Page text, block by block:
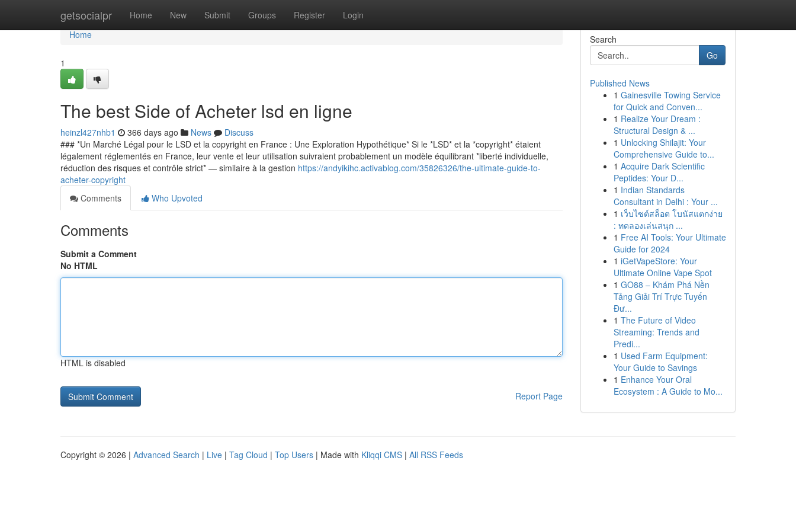
getsocialpr Home New Submit Groups Register Login
Home
Home
1
The best Side of Acheter lsd en ligne
heinzl427nhb1 366 days ago News
Discuss
### *Un Marché Légal pour le LSD et la copyright en France : Une Exploration Hypothétique* Si le *LSD* et la *copyright* étaient
légalement réglementés en France, leur vente et leur utilisation suivraient probablement un modèle équilibrant *liberté individuelle,
réduction des risques et contrôle strict* — similaire à la gestion https://andyikihc.activablog.com/35826326/the-ultimate-guide-to-
acheter-copyright
Comments
Who Upvoted
Comments
Submit a Comment
No HTML
HTML is disabled
Report Page
Search
Go
Published News
1 Gainesville Towing Service
for Quick and Conven...
1 Realize Your Dream :
Structural Design & ...
1 Unlocking Shilajit: Your
Comprehensive Guide to...
1 Acquire Dark Scientific
Peptides: Your D...
1 Indian Standards
Consultant in Delhi : Your ...
1 เว็บไซต์สล็อต โบนัสแตกง่าย
: ทดลองเล่นสนุก ...
1 Free AI Tools: Your Ultimate
Guide for 2024
1 iGetVapeStore: Your
Ultimate Online Vape Spot
1 GO88 – Khám Phá Nền
Tảng Giải Trí Trực Tuyến
Đư...
1 The Future of Video
Streaming: Trends and
Predi...
1 Used Farm Equipment:
Your Guide to Savings
1 Enhance Your Oral
Ecosystem : A Guide to Mo...
Copyright © 2026 | Advanced Search | Live | Tag Cloud | Top Users | Made with Kliqqi CMS | All RSS Feeds